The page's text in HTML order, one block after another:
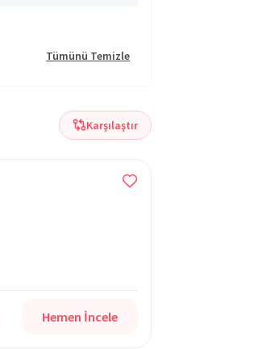
Tümünü Temizle
Karşılaştır
Hemen İncele